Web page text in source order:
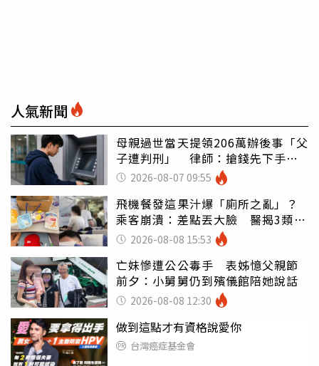
人氣新聞
母親過世當天提領206萬辦後事「父
子遭判刑」 律師：搶錢先下手是
罪 2026-08-07 09:55
飛機餐發這果汁爆「廁所之亂」？
乘客崩潰：差點丟大臉 醫揭3類人
別亂喝
2026-08-08 15:53
亡妹慘遭公公毒手 表姊憶父親節
前夕：小舅舅仍到殯儀館陪她說話
2026-08-08 12:30
做到這點才有資格說愛你
台灣癌症基金會